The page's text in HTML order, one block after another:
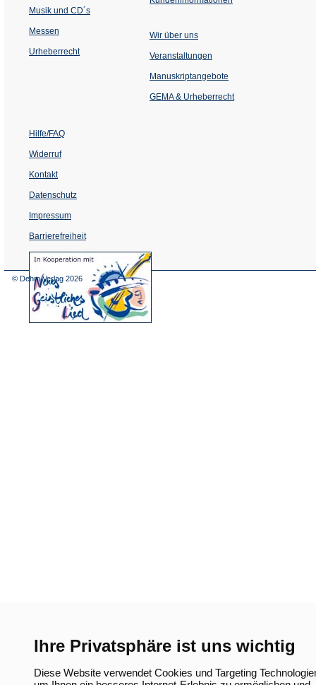
Ihre Privatsphäre ist uns wichtig
Diese Website verwendet Cookies und Targeting
Musik und CD´s
Messen
Urheberrecht
Wir über uns
Veranstaltungen
einem
Tab)
Manuskriptangebote
GEMA & Urheberrecht
Hilfe/FAQ
Widerruf
Kontakt
Datenschutz
Impressum
Barrierefreiheit
(Öffnet
in
© Dehm Verlag 2026